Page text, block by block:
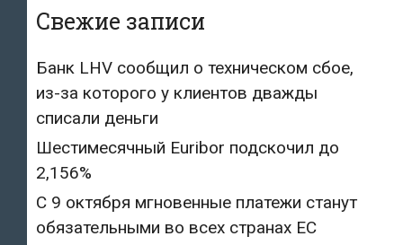
Свежие записи
Банк LHV сообщил о техническом сбое,
из-за которого у клиентов дважды
списали деньги
Шестимесячный Euribor подскочил до
2,156%
С 9 октября мгновенные платежи станут
обязательными во всех странах ЕС